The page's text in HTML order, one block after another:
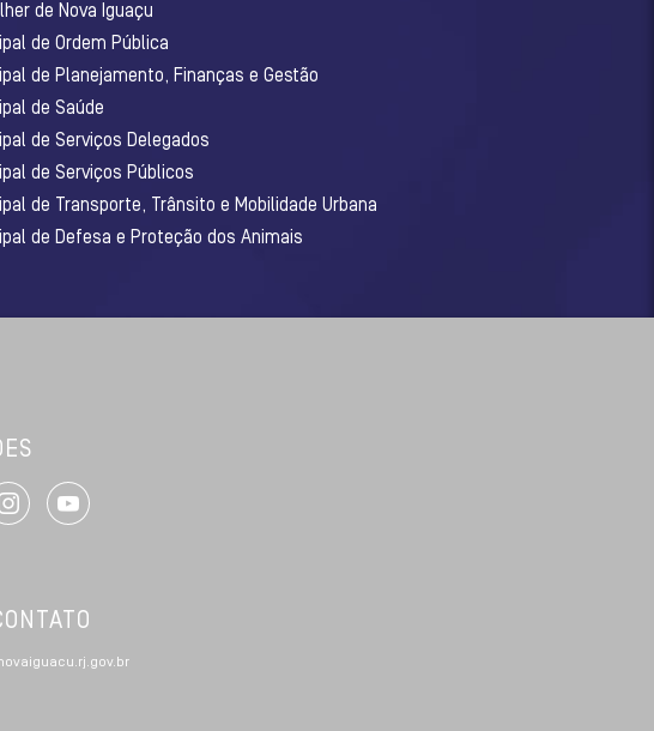
de Nova Iguaçu
de Ordem Pública
de Planejamento, Finanças e Gestão
de Saúde
de Serviços Delegados
de Serviços Públicos
de Transporte, Trânsito e Mobilidade Urbana
de Defesa e Proteção dos Animais